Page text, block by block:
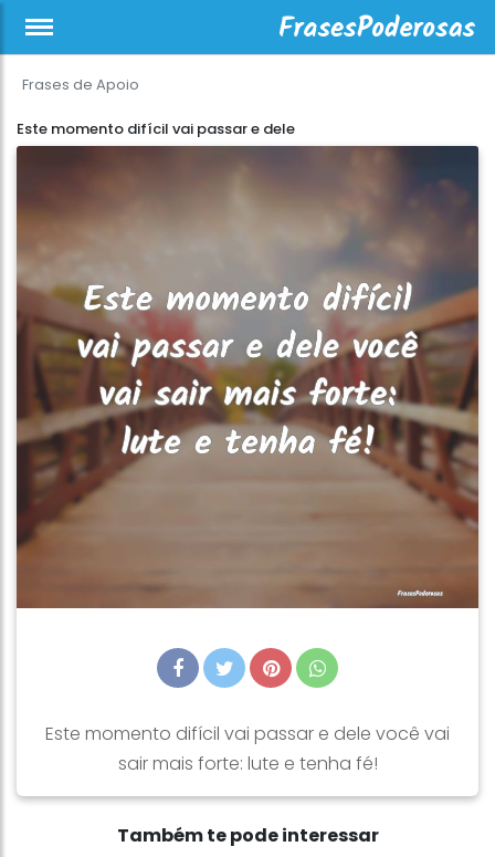
Frases de Apoio
Este momento difícil vai passar e dele
Este momento difícil vai passar e dele você vai
sair mais forte: lute e tenha fé!
Também te pode interessar